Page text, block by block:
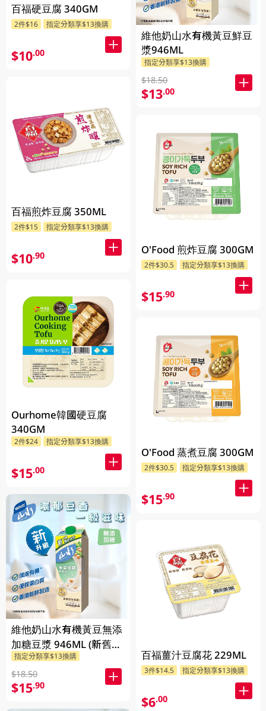
百福硬豆腐 340GM
2件$16 指定分類享$13換購
$10.00
百福煎炸豆腐 350ML
2件$15 指定分類享$13換購
$10.90
Ourhome韓國硬豆腐
340GM
2件$24 指定分類享$13換購
$15.00
維他奶山水有機黃豆無添
加糖豆漿 946ML (新舊包
裝隨機發貨)
指定分類享$13換購
$18.50
$15.90
維他奶山水有機黃豆鮮豆
漿946ML
指定分類享$13換購
$18.50
$13.00
O'Food 煎炸豆腐 300GM
2件$30.5 指定分類享$13換購
$15.90
O'Food 蒸煮豆腐 300GM
2件$30.5 指定分類享$13換購
$15.90
百福薑汁豆腐花 229ML
3件$14.5 指定分類享$13換購
$6.00